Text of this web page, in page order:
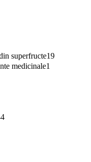
superfructe19
medicinale1